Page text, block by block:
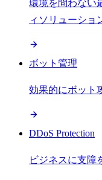
環境を問わない
ィソリューショ
ボット管理
効果的にボット
DDoS Protection
ビジネスに支障